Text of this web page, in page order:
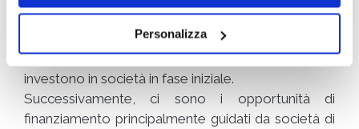
Personalizza
investono nell’azienda.
Dopo di che arrivano i finanziamenti iniziali dai
cosiddetti “business angel“, individui facoltosi che
investono in società in fase iniziale.
Successivamente, ci sono i opportunità di
finanziamento principalmente guidati da società di